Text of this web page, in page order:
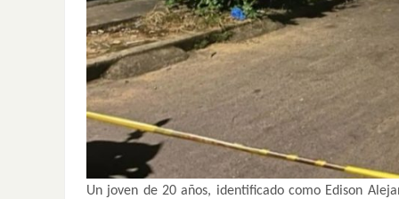
Un joven de 20 años, identificado como Edison